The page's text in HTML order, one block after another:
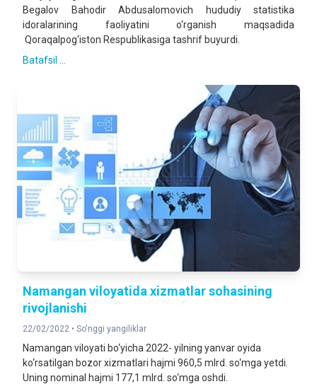
Begalov Bahodir Abdusalomovich hududiy statistika
idoralarining faoliyatini o‘rganish maqsadida
Qoraqalpog‘iston Respublikasiga tashrif buyurdi.
Batafsil ...
Namangan viloyatida xizmatlar sohasining
rivojlanishi
22/02/2022 • So'nggi yangiliklar
Namangan viloyati bo‘yicha 2022- yilning yanvar oyida
ko‘rsatilgan bozor xizmatlari hajmi 960,5 mlrd. so‘mga yetdi.
Uning nominal hajmi 177,1 mlrd. so‘mga oshdi.